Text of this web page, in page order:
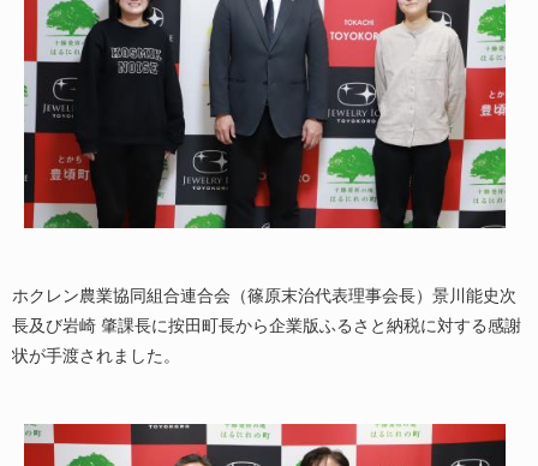
ホクレン農業協同組合連合会（篠原末治代表理事会長）景川能史次
長及び岩崎 肇課長に按田町長から企業版ふるさと納税に対する感謝
状が手渡されました。